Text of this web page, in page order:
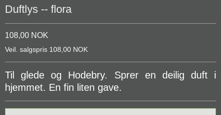
Duftlys -- flora
108,00 NOK
Veil. salgspris 108,00 NOK
Til glede og Hodebry. Sprer en deilig duft i
hjemmet. En fin liten gave.